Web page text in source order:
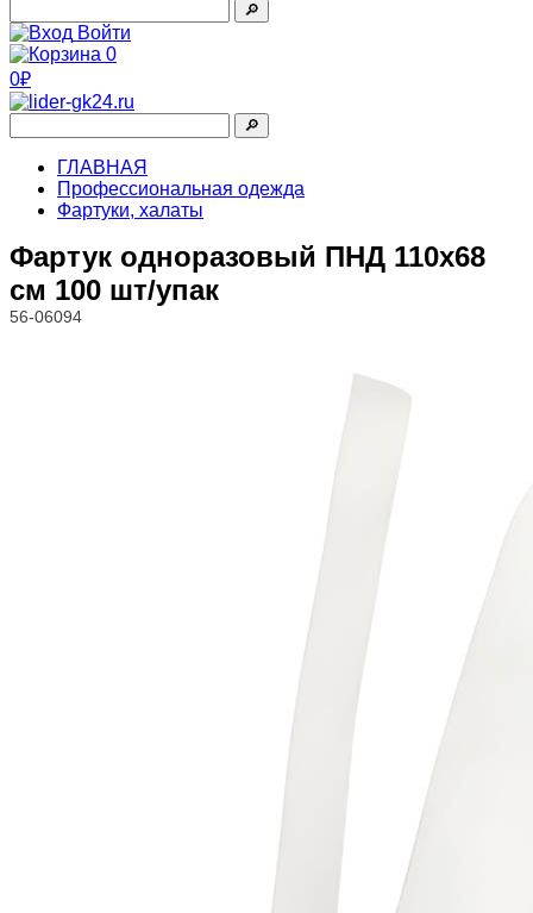
🔎︎
Войти
0
0₽
🔎︎
ГЛАВНАЯ
Профессиональная одежда
Фартуки, халаты
Фартук одноразовый ПНД 110х68
см 100 шт/упак
56-06094